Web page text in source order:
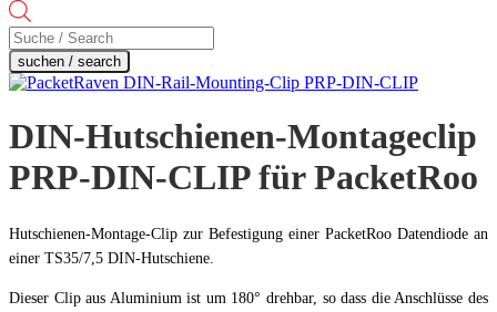
Products
search
suchen / search
DIN-Hutschienen-Montageclip
PRP-DIN-CLIP für PacketRoo
Hutschienen-Montage-Clip zur Befestigung einer PacketRoo Datendiode an
einer TS35/7,5 DIN-Hutschiene.
Dieser Clip aus Aluminium ist um 180° drehbar, so dass die Anschlüsse des